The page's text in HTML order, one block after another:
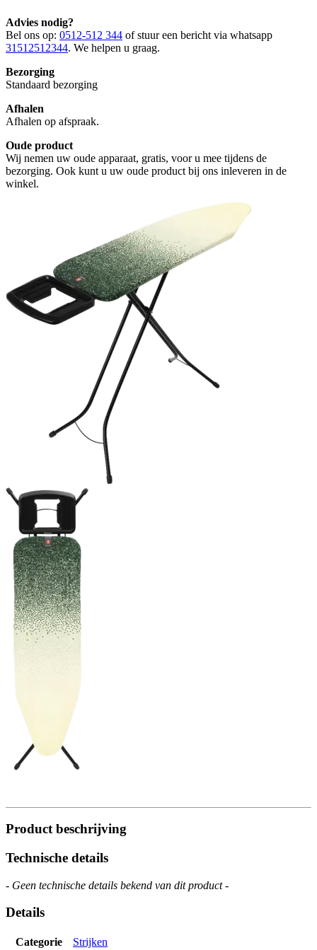
Advies nodig?
Bel ons op: 0512-512 344 of stuur een bericht via whatsapp
31512512344. We helpen u graag.
Bezorging
Standaard bezorging
Afhalen
Afhalen op afspraak.
Oude product
Wij nemen uw oude apparaat, gratis, voor u mee tijdens de
bezorging. Ook kunt u uw oude product bij ons inleveren in de
winkel.
Product beschrijving
Technische details
- Geen technische details bekend van dit product -
Details
Categorie
Strijken